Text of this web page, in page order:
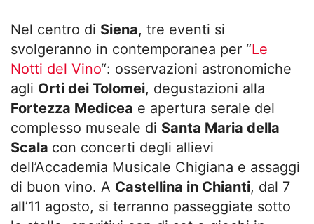
Nel centro di Siena, tre eventi si
svolgeranno in contemporanea per “Le
Notti del Vino“: osservazioni astronomiche
agli Orti dei Tolomei, degustazioni alla
Fortezza Medicea e apertura serale del
complesso museale di Santa Maria della
Scala con concerti degli allievi
dell’Accademia Musicale Chigiana e assaggi
di buon vino. A Castellina in Chianti, dal 7
all’11 agosto, si terranno passeggiate sotto